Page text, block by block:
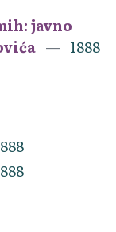
javno
1888